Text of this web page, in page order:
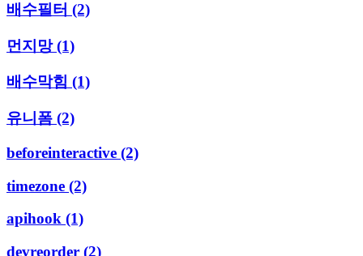
배수필터 (2)
먼지망(1)
배수막힘 (1)
유니폼 (2)
beforeinteractive (2)
timezone (2)
apihook (1)
devreorder (2)